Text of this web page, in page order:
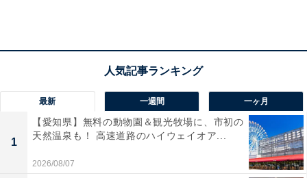
最新 一週間 一ヶ月
1
【愛知県】無料の動物園＆観光牧場に、市初の
天然温泉も！ 高速道路のハイウェイオア...
2026/08/07